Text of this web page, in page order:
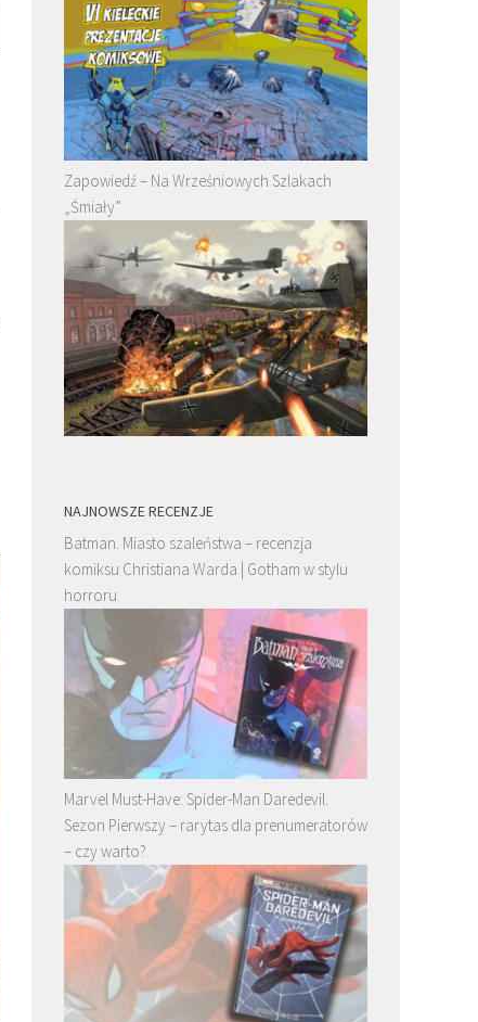
Zapowiedź – Na Wrześniowych Szlakach
„Śmiały”
NAJNOWSZE RECENZJE
Batman. Miasto szaleństwa – recenzja
komiksu Christiana Warda | Gotham w stylu
horroru
Marvel Must-Have: Spider-Man Daredevil.
Sezon Pierwszy – rarytas dla prenumeratorów
– czy warto?